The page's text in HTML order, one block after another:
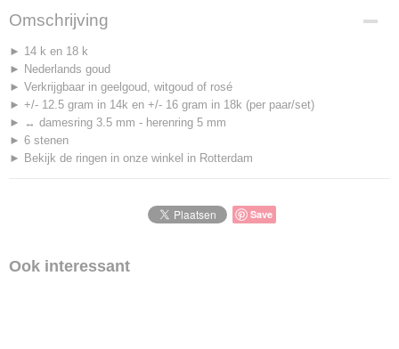
Omschrijving
► 14 k en 18 k
► Nederlands goud
► Verkrijgbaar in geelgoud, witgoud of rosé
► +/- 12.5 gram in 14k en +/- 16 gram in 18k (per paar/set)
► ↔ damesring 3.5 mm - herenring 5 mm
► 6 stenen
► Bekijk de ringen in onze winkel in Rotterdam
Save
Ook interessant